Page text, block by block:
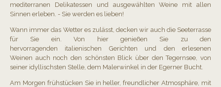
mediterranen Delikatessen und ausgewählten Weine mit allen
Sinnen erleben. - Sie werden es lieben!
Wann immer das Wetter es zulässt, decken wir auch die Seeterrasse
für Sie ein. Von hier genießen Sie zu den
hervorragenden italienischen Gerichten und den erlesenen
Weinen auch noch den schönsten Blick über den Tegernsee, von
seiner idyllischsten Stelle, dem Malerwinkel in der Egerner Bucht.
Am Morgen frühstücken Sie in heller, freundlicher Atmosphäre, mit